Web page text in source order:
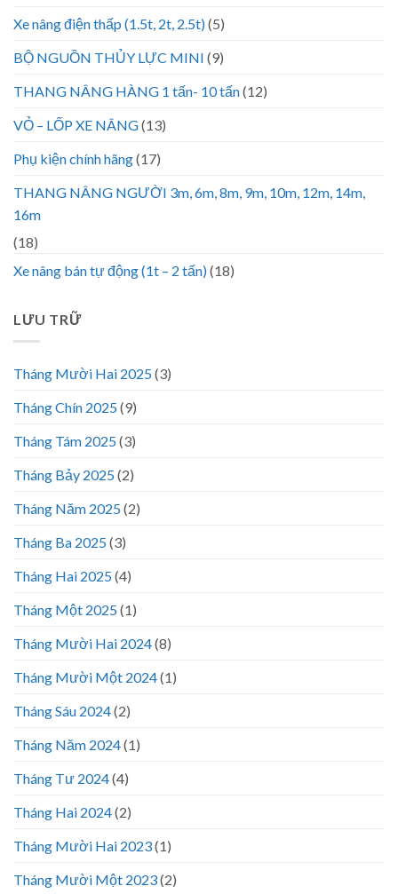
Xe nâng điện thấp (1.5t, 2t, 2.5t)(5)
BỘ NGUỒN THỦY LỰC MINI (9)
THANG NÂNG HÀNG 1 tấn- 10 tấn(12)
VỎ – LỐP XE NÂNG(13)
Phụ kiện chính hãng(17)
THANG NÂNG NGƯỜI 3m, 6m, 8m, 9m, 10m, 12m, 14m,
16m
(18)
Xe nâng bán tự động (1t – 2 tấn)(18)
LƯU TRỮ
Tháng Mười Hai 2025(3)
Tháng Chín 2025(9)
Tháng Tám 2025(3)
Tháng Bảy 2025(2)
Tháng Năm 2025(2)
Tháng Ba 2025(3)
Tháng Hai 2025(4)
Tháng Một 2025(1)
Tháng Mười Hai 2024(8)
Tháng Mười Một 2024(1)
Tháng Sáu 2024(2)
Tháng Năm 2024(1)
Tháng Tư 2024(4)
Tháng Hai 2024(2)
Tháng Mười Hai 2023(1)
Tháng Mười Một 2023(2)